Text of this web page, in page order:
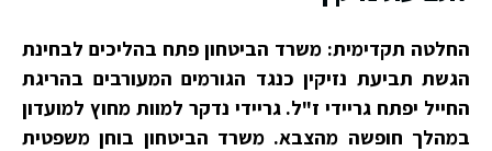
החלטה תקדימית: משרד הביטחון פתח בהליכים לבחינת
הגשת תביעת נזיקין כנגד הגורמים המעורבים בהריגת
החייל יפתח גריידי ז"ל. גריידי נדקר למוות מחוץ למועדון
במהלך חופשה מהצבא. משרד הביטחון בוחן משפטית